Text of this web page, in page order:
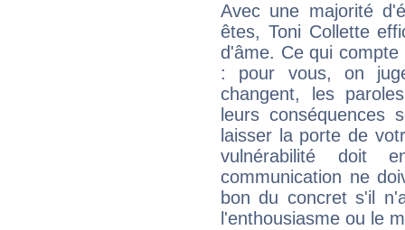
Avec une majorité
êtes, Toni Collette
d'âme. Ce qui
: pour vous, on
changent, les
leurs conséquences
laisser la porte de
vulnérabilité doit
communication ne
bon du concret s'il
l'enthousiasme ou le